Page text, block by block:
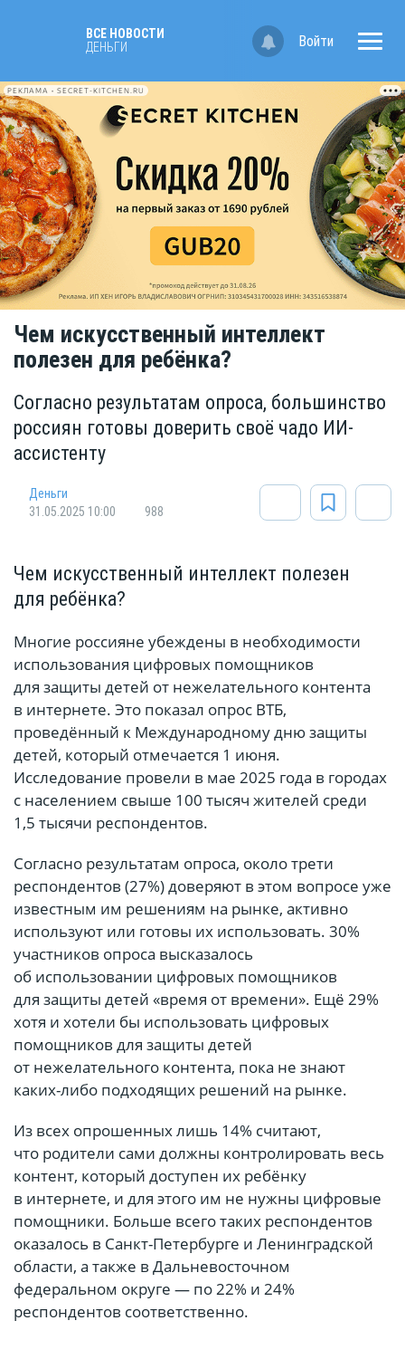
ВСЕ НОВОСТИ
ДЕНЬГИ
Войти
РЕКЛАМА • SECRET-KITCHEN.RU
Чем искусственный интеллект
полезен для ребёнка?
Согласно результатам опроса, большинство
россиян готовы доверить своё чадо ИИ-
ассистенту
Деньги
31.05.2025 10:00
988
Чем искусственный интеллект полезен
для ребёнка?
Многие россияне убеждены в необходимости
использования цифровых помощников
для защиты детей от нежелательного контента
в интернете. Это показал опрос ВТБ,
проведённый к Международному дню защиты
детей, который отмечается 1 июня.
Исследование провели в мае 2025 года в городах
с населением свыше 100 тысяч жителей среди
1,5 тысячи респондентов.
Согласно результатам опроса, около трети
респондентов (27%) доверяют в этом вопросе уже
известным им решениям на рынке, активно
используют или готовы их использовать. 30%
участников опроса высказалось
об использовании цифровых помощников
для защиты детей «время от времени». Ещё 29%
хотя и хотели бы использовать цифровых
помощников для защиты детей
от нежелательного контента, пока не знают
каких-либо подходящих решений на рынке.
Из всех опрошенных лишь 14% считают,
что родители сами должны контролировать весь
контент, который доступен их ребёнку
в интернете, и для этого им не нужны цифровые
помощники. Больше всего таких респондентов
оказалось в Санкт-Петербурге и Ленинградской
области, а также в Дальневосточном
федеральном округе — по 22% и 24%
респондентов соответственно.